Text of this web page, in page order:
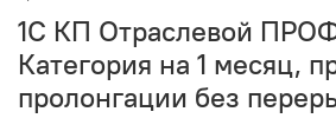
1С КП Отраслевой
Категория на 1 месяц,
пролонгации без